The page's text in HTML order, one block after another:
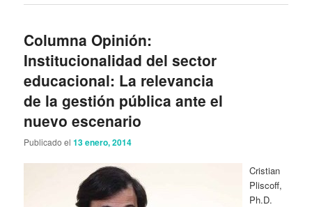
Columna Opinión:
Institucionalidad del sector
educacional: La relevancia
de la gestión pública ante el
nuevo escenario
Publicado el13 enero, 2014
Cristian
Pliscoff,
Ph.D.